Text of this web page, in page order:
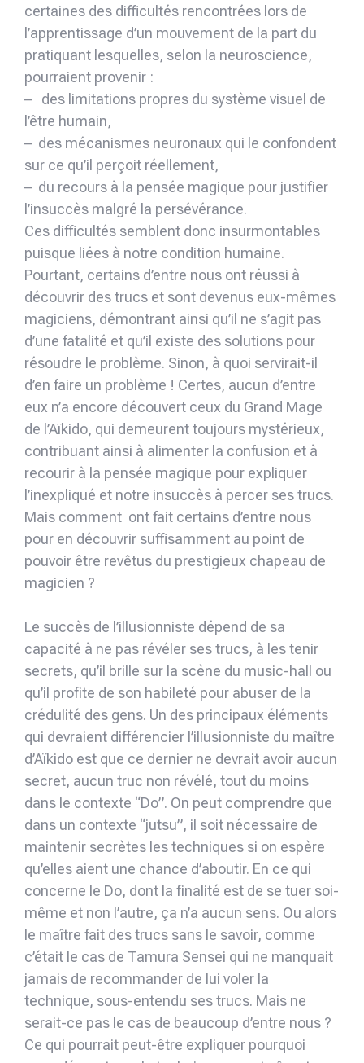
certaines des difficultés rencontrées lors de
l’apprentissage d’un mouvement de la part du
pratiquant lesquelles, selon la neuroscience,
pourraient provenir :
– des limitations propres du système visuel de
l’être humain,
– des mécanismes neuronaux qui le confondent
sur ce qu’il perçoit réellement,
– du recours à la pensée magique pour justifier
l’insuccès malgré la persévérance.
Ces difficultés semblent donc insurmontables
puisque liées à notre condition humaine.
Pourtant, certains d’entre nous ont réussi à
découvrir des trucs et sont devenus eux-mêmes
magiciens, démontrant ainsi qu’il ne s’agit pas
d’une fatalité et qu’il existe des solutions pour
résoudre le problème. Sinon, à quoi servirait-il
d’en faire un problème ! Certes, aucun d’entre
eux n’a encore découvert ceux du Grand Mage
de l’Aïkido, qui demeurent toujours mystérieux,
contribuant ainsi à alimenter la confusion et à
recourir à la pensée magique pour expliquer
l’inexpliqué et notre insuccès à percer ses trucs.
Mais comment ont fait certains d’entre nous
pour en découvrir suffisamment au point de
pouvoir être revêtus du prestigieux chapeau de
magicien ?
Le succès de l’illusionniste dépend de sa
capacité à ne pas révéler ses trucs, à les tenir
secrets, qu’il brille sur la scène du music-hall ou
qu’il profite de son habileté pour abuser de la
crédulité des gens. Un des principaux éléments
qui devraient différencier l’illusionniste du maître
d’Aïkido est que ce dernier ne devrait avoir aucun
secret, aucun truc non révélé, tout du moins
dans le contexte “Do”. On peut comprendre que
dans un contexte “jutsu”, il soit nécessaire de
maintenir secrètes les techniques si on espère
qu’elles aient une chance d’aboutir. En ce qui
concerne le Do, dont la finalité est de se tuer soi-
même et non l’autre, ça n’a aucun sens. Ou alors
le maître fait des trucs sans le savoir, comme
c’était le cas de Tamura Sensei qui ne manquait
jamais de recommander de lui voler la
technique, sous-entendu ses trucs. Mais ne
serait-ce pas le cas de beaucoup d’entre nous ?
Ce qui pourrait peut-être expliquer pourquoi